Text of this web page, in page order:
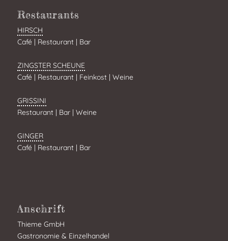
Restaurants
HIRSCH
Café | Restaurant | Bar
ZINGSTER SCHEUNE
Café | Restaurant | Feinkost | Weine
GRISSINI
Restaurant | Bar | Weine
GINGER
Café | Restaurant | Bar
Anschrift
Thieme GmbH
Gastronomie & Einzelhandel